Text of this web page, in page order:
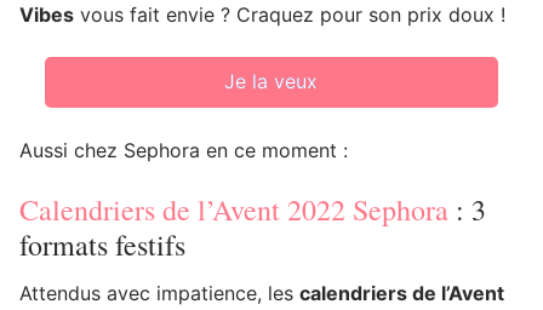
Vibes vous fait envie ? Craquez pour son prix doux !
Je la veux
Aussi chez Sephora en ce moment :
Calendriers de l’Avent 2022 Sephora : 3
formats festifs
Attendus avec impatience, les calendriers de l’Avent